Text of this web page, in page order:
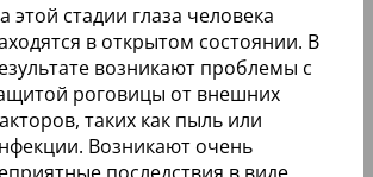
этой стадии глаза человека
в открытом состоянии. В
возникают проблемы с
роговицы от внешних
таких как пыль или
Возникают очень